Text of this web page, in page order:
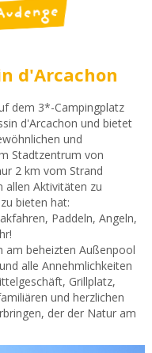
d'Arcachon
dem 3*-Campingplatz
d'Arcachon und bietet
und
Stadtzentrum von
2 km vom Strand
allen Aktivitäten zu
bieten hat:
Paddeln, Angeln,
am beheizten Außenpool
alle Annehmlichkeiten
Grillplatz,
und herzlichen
der der Natur am